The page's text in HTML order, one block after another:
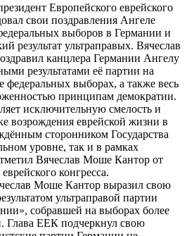
Европейского еврейского
свои поздравления Ангеле
выборов в Германии и
результат ультраправых. Вячеслав
канцлера Германии Ангелу
результатами её партии на
федеральных выборах, а также весь
принципам демократии.
исключительную смелость и
возрождения еврейской жизни в
сторонником Государства
уровне, так и в рамках
Вячеслав Моше Кантор от
конгресса.
Моше Кантор выразил свою
ультраправой партии
собравшей на выборах более
Глава ЕЕК подчеркнул свою